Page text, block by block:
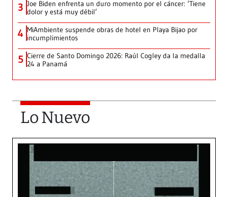
3 Joe Biden enfrenta un duro momento por el cáncer: ‘Tiene
dolor y está muy débil’
4 MiAmbiente suspende obras de hotel en Playa Bijao por
incumplimientos
5 Cierre de Santo Domingo 2026: Raúl Cogley da la medalla
24 a Panamá
Lo Nuevo